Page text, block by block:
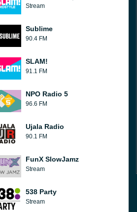
Stream
Sublime
90.4 FM
SLAM!
91.1 FM
NPO Radio 5
96.6 FM
Ujala Radio
90.1 FM
FunX SlowJamz
Stream
538 Party
Stream